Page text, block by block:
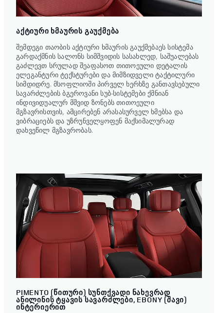
ᲐᲥᲢᲘᲣᲠᲘ ᲮᲛᲐᲣᲠᲘᲡ ᲒᲐᲣᲥᲛᲔᲑᲐ
შემდეგი თაობის აქტიური ხმაურის გაუქმებაეს სისტემა
გარდაქმნის სალონს სიმშვიდის სასახლედ, საშუალებას
გაძლევთ სრულად შეაფასოთ თითოეული დეტალის
ელეგანტური ტექსტურები და მიმზიდველი ტაქტილური
სიმდიდრე. მსოფლიოში პირველ ხერხზე განთავსებული
სავარძლების ბგეროვანი სუბ-სისტემები ქმნიან
ინდივიდუალურ მშვიდ ზონებს თითოეული
მგზავრისთვის, ამცირებენ არასასურველ ხმებსა და
ვიბრაციებს და უზრუნველყოფენ მაქსიმალურად
დახვეწილ მგზავრობას.
PIMENTO (ᲬᲘᲗᲣᲠᲘ) ᲡᲣᲜᲗᲥᲕᲐᲓᲘ ᲜᲐᲮᲔᲕᲠᲐᲓ
ᲐᲜᲘᲚᲘᲜᲘᲡ ᲢᲧᲐᲕᲘᲡ ᲡᲐᲕᲐᲠᲫᲚᲔᲑᲘ, EBONY (ᲨᲐᲕᲘ)
ᲘᲜᲢᲔᲠᲘᲔᲠᲘᲗ